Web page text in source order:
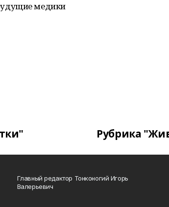
медики
Рубрика
Главный редактор Тонконогий Игорь
Валерьевич